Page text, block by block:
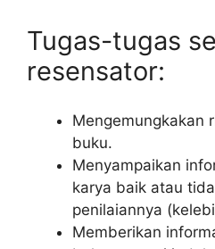
Tugas-tugas
resensator:
Mengemungkakan
buku.
Menyampaikan
karya baik atau
penilaiannya
Memberikan